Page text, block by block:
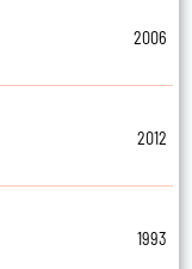
2006
2012
1993